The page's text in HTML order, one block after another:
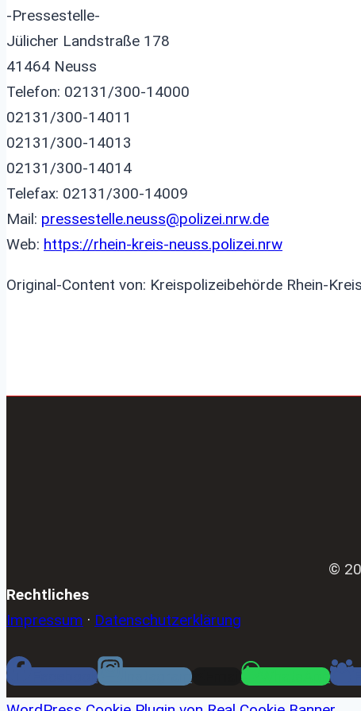
-Pressestelle-
Jülicher Landstraße 178
41464 Neuss
Telefon: 02131/300-14000
02131/300-14011
02131/300-14013
02131/300-14014
Telefax: 02131/300-14009
Mail: pressestelle.neuss@polizei.nrw.de
Web: https://rhein-kreis-neuss.polizei.nrw
Original-Content von: Kreispolizeibehörde Rhein-
©
Rechtliches
Impressum · Datenschutzerklärung
Facebook Instagram WhatsApp